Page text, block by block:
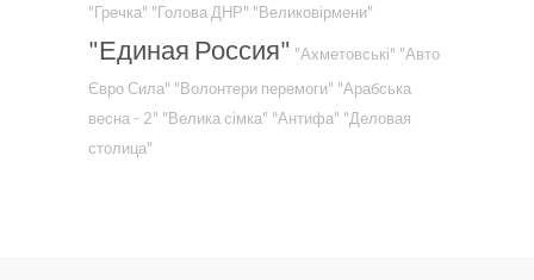
"Гречка" "Голова ДНР" "Великовірмени"
"Единая Россия" "Ахметовські" "Авто
Євро Сила" "Волонтери перемоги" "Арабська
весна - 2" "Велика сімка" "Антифа" "Деловая
столица"